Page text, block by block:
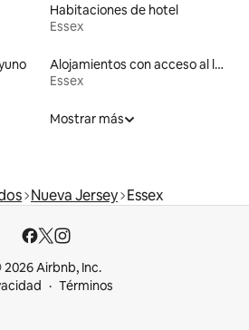
Habitaciones de hotel
Essex
Alojamientos con acceso al lago
Essex
Mostrar más
Nueva Jersey Essex
Airbnb, Inc.
Términos